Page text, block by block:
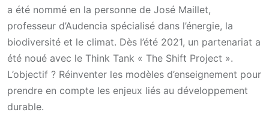
a été nommé en la personne de José Maillet,
professeur d’Audencia spécialisé dans l’énergie, la
biodiversité et le climat. Dès l’été 2021, un partenariat a
été noué avec le Think Tank « The Shift Project ».
L’objectif ? Réinventer les modèles d’enseignement pour
prendre en compte les enjeux liés au développement
durable.